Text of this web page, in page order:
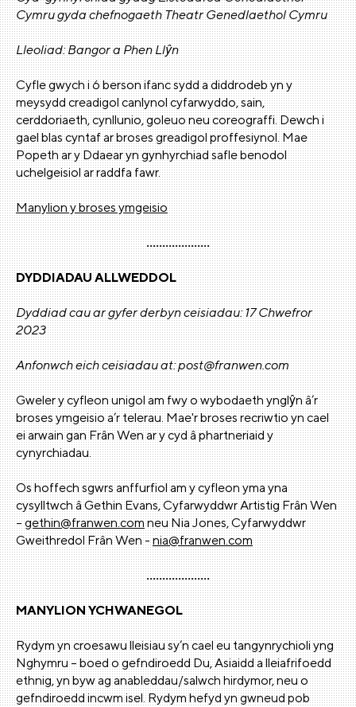
Cymru gyda chefnogaeth Theatr Genedlaethol Cymru
Lleoliad: Bangor a Phen Llŷn
Cyfle gwych i 6 berson ifanc sydd a diddrodeb yn y
meysydd creadigol canlynol cyfarwyddo, sain,
cerddoriaeth, cynllunio, goleuo neu coreograffi. Dewch i
gael blas cyntaf ar broses greadigol proffesiynol. Mae
Popeth ar y Ddaear yn gynhyrchiad safle benodol
uchelgeisiol ar raddfa fawr.
Manylion y broses ymgeisio
....................
DYDDIADAU ALLWEDDOL
Dyddiad cau ar gyfer derbyn ceisiadau: 17 Chwefror
2023
Anfonwch eich ceisiadau at: post@franwen.com
Gweler y cyfleon unigol am fwy o wybodaeth ynglŷn â’r
broses ymgeisio a’r telerau. Mae'r broses recriwtio yn cael
ei arwain gan Frân Wen ar y cyd â phartneriaid y
cynyrchiadau.
Os hoffech sgwrs anffurfiol am y cyfleon yma yna
cysylltwch â Gethin Evans, Cyfarwyddwr Artistig Frân Wen
–gethin@franwen.comneu Nia Jones, Cyfarwyddwr
Gweithredol Frân Wen -nia@franwen.com
....................
MANYLION YCHWANEGOL
Rydym yn croesawu lleisiau sy’n cael eu tangynrychioli yng
Nghymru – boed o gefndiroedd Du, Asiaidd a lleiafrifoedd
ethnig, yn byw ag anableddau/salwch hirdymor, neu o
gefndiroedd incwm isel. Rydym hefyd yn gwneud pob